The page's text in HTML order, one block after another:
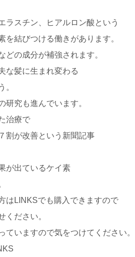
ラスチン、ヒアルロン酸という
を結びつける働きがあります。
どの成分が補強されます。
な髪に生まれ変わる
。
研究も進んでいます。
治療で
割が改善という新聞記事
が出ているケイ素
はLINKSでも購入できますので
ください。
ていますので気をつけてください。